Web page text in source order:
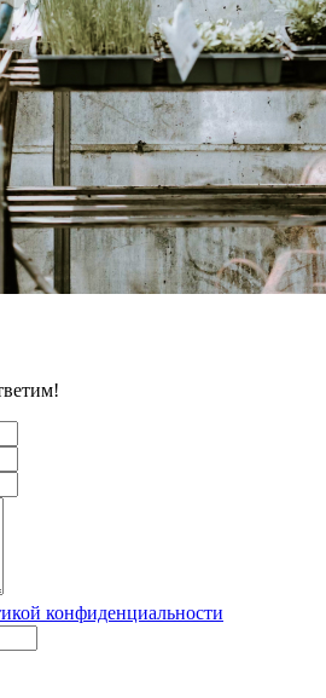
конфиденциальности